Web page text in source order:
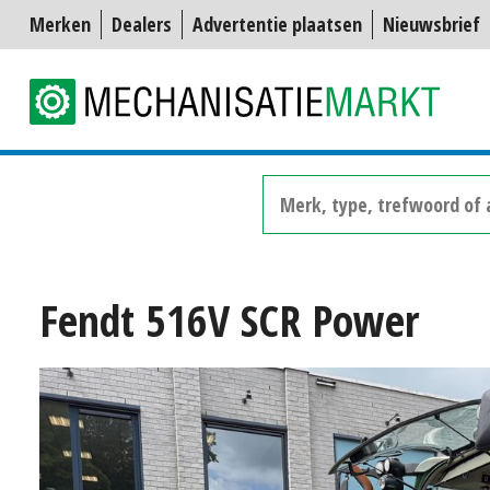
Merken Dealers Advertentie plaatsen Nieuwsbrief
Fendt 516V SCR Power